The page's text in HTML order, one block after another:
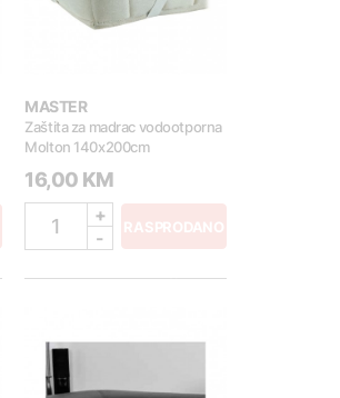
MASTER
Zaštita za madrac vodootporna
Molton 140x200cm
16,00 KM
1
+
-
RASPRODANO